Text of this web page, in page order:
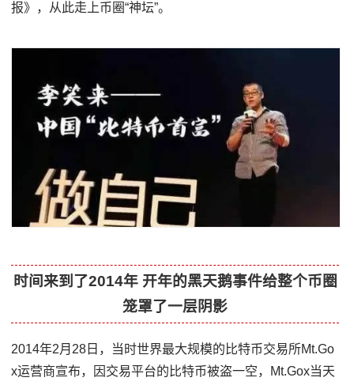
报》，从此走上币圈“神坛”。
时间来到了2014年 开年的黑天鹅事件给整个币圈
笼罩了一层阴影
2014年2月28日，当时世界最大规模的比特币交易所Mt.Go
x运营商宣布，因交易平台的比特币被盗一空，Mt.Gox当天